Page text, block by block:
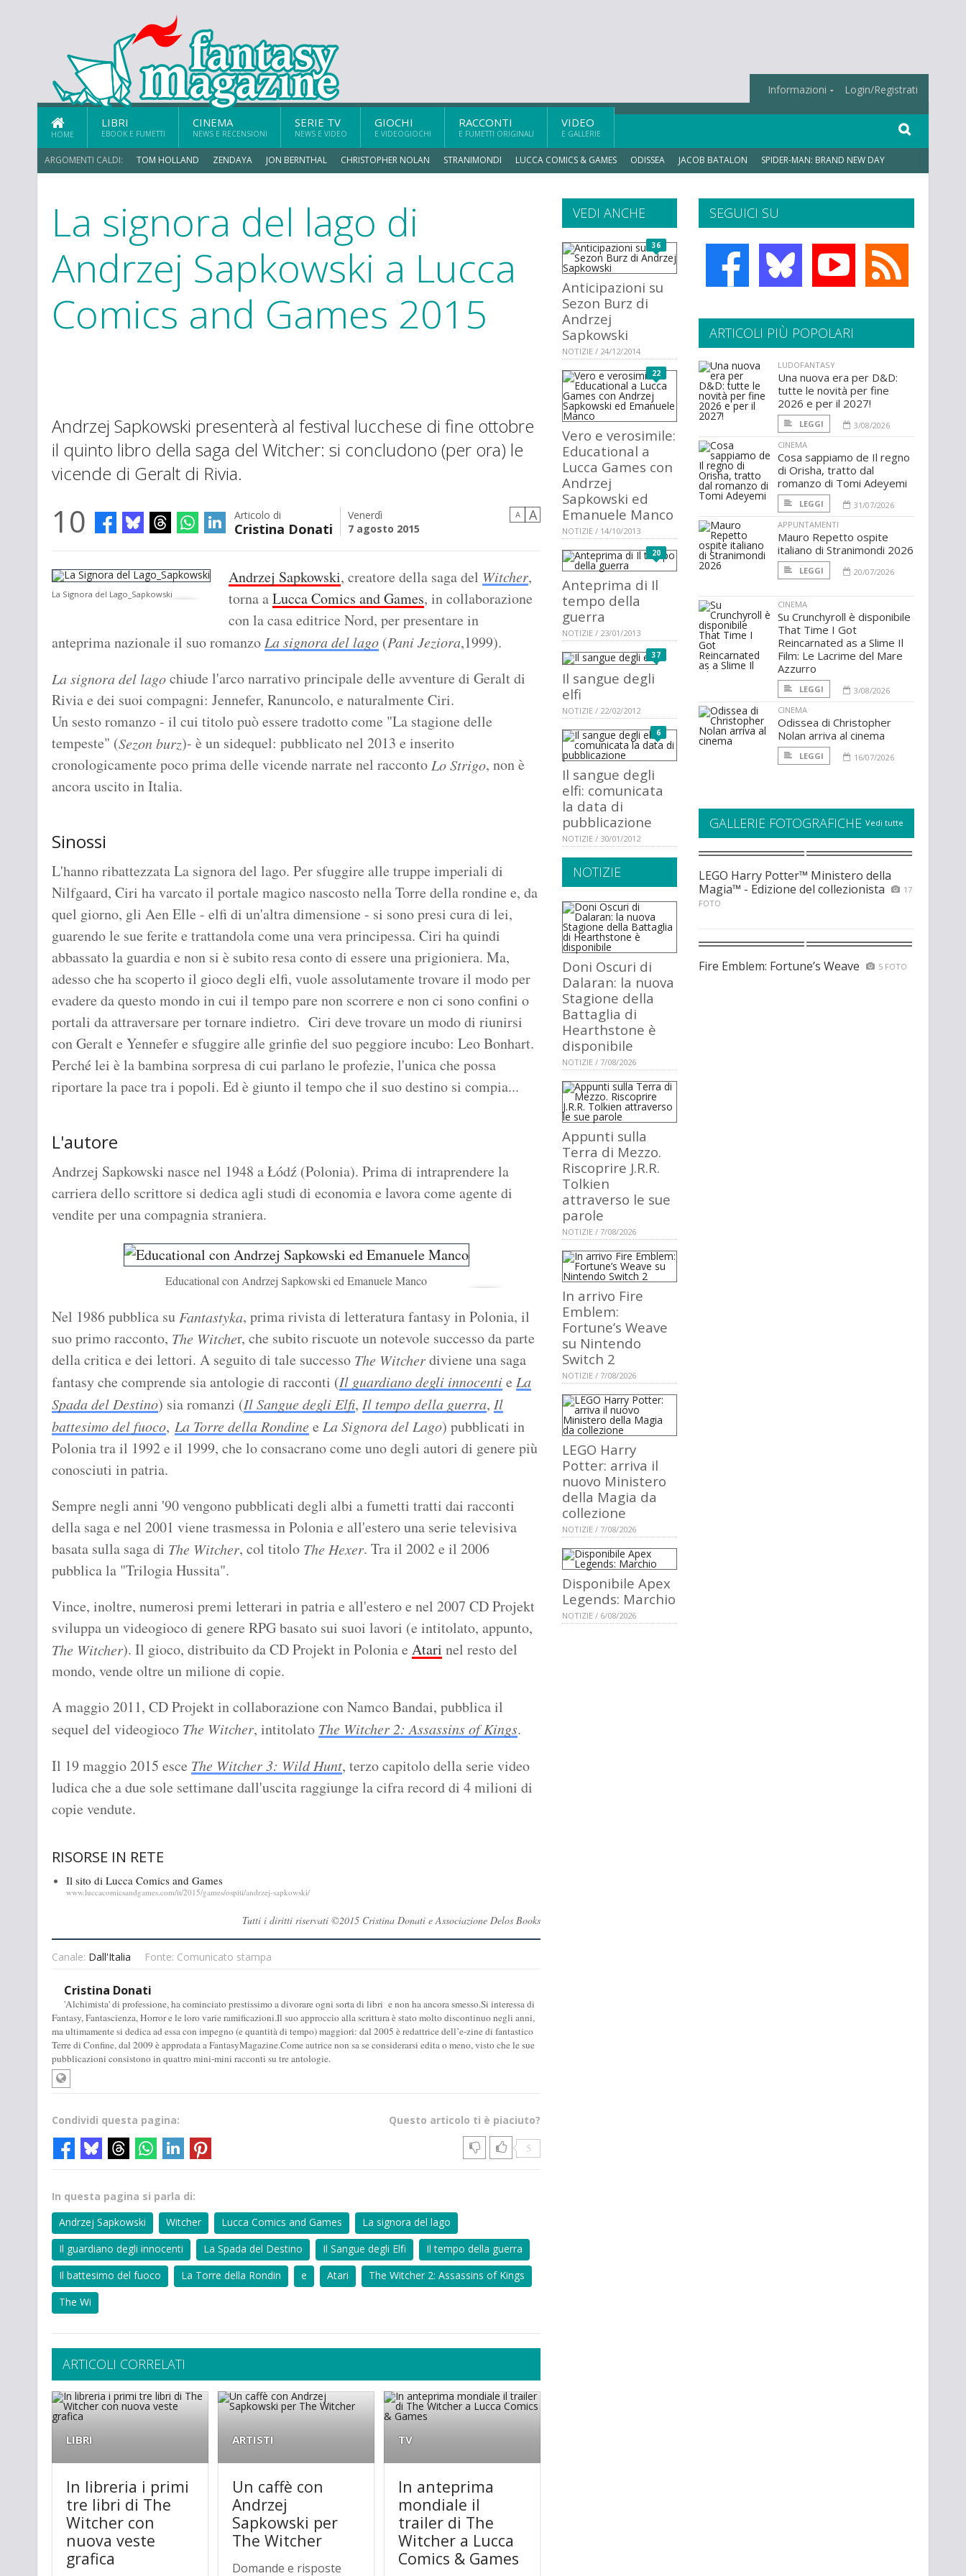
Informazioni Login/Registrati
HOME
LIBRI
EBOOK E FUMETTI
CINEMA
NEWS E RECENSIONI
SERIE TV
NEWS E VIDEO
GIOCHI
E VIDEOGIOCHI
RACCONTI
E FUMETTI ORIGINALI
VIDEO
E GALLERIE
ARGOMENTI CALDI: TOM HOLLAND ZENDAYA JON BERNTHAL CHRISTOPHER NOLAN STRANIMONDI LUCCA COMICS & GAMES ODISSEA JACOB BATALON SPIDER-MAN: BRAND NEW DAY
La signora del lago di
Andrzej Sapkowski a Lucca
Comics and Games 2015
Andrzej Sapkowski presenterà al festival lucchese di fine ottobre
il quinto libro della saga del Witcher: si concludono (per ora) le
vicende di Geralt di Rivia.
10 Articolo di
Cristina Donati
Venerdì
7 agosto 2015
A A
La Signora del Lago_Sapkowski
Andrzej Sapkowski, creatore della saga del Witcher,
torna aLucca Comics and Games, in collaborazione
con la casa editrice Nord, per presentare in
anteprima nazionale il suo romanzoLa signora del lago (Pani Jeziora,1999).
La signora del lagochiude l'arco narrativo principale delle avventure di Geralt di
Rivia e dei suoi compagni: Jennefer, Ranuncolo, e naturalmente Ciri.
Un sesto romanzo - il cui titolo può essere tradotto come "La stagione delle
tempeste" (Sezon burz)- è un sidequel: pubblicato nel 2013 e inserito
cronologicamente poco prima delle vicende narrate nel raccontoLo Strigo, non è
ancora uscito in Italia.
Sinossi
L'hanno ribattezzata La signora del lago. Per sfuggire alle truppe imperiali di
Nilfgaard, Ciri ha varcato il portale magico nascosto nella Torre della rondine e, da
quel giorno, gli Aen Elle - elfi di un'altra dimensione - si sono presi cura di lei,
guarendo le sue ferite e trattandola come una vera principessa. Ciri ha quindi
abbassato la guardia e non si è subito resa conto di essere una prigioniera. Ma,
adesso che ha scoperto il gioco degli elfi, vuole assolutamente trovare il modo per
evadere da questo mondo in cui il tempo pare non scorrere e non ci sono confini o
portali da attraversare per tornare indietro. Ciri deve trovare un modo di riunirsi
con Geralt e Yennefer e sfuggire alle grinfie del suo peggiore incubo: Leo Bonhart.
Perché lei è la bambina sorpresa di cui parlano le profezie, l'unica che possa
riportare la pace tra i popoli. Ed è giunto il tempo che il suo destino si compia...
L'autore
Andrzej Sapkowski nasce nel 1948 a Łódź (Polonia). Prima di intraprendere la
carriera dello scrittore si dedica agli studi di economia e lavora come agente di
vendite per una compagnia straniera.
Educational con Andrzej Sapkowski ed Emanuele Manco
Nel 1986 pubblica suFantastyka, prima rivista di letteratura fantasy in Polonia, il
suo primo racconto, The Witcher, che subito riscuote un notevole successo da parte
della critica e dei lettori. A seguito di tale successo The Witcherdiviene una saga
fantasy che comprende sia antologie di racconti (Il guardiano degli innocentie La
Spada del Destino) sia romanzi (Il Sangue degli Elfi, Il tempo della guerra, Il
battesimo del fuoco, La Torre della Rondine e La Signora del Lago) pubblicati in
Polonia tra il 1992 e il 1999, che lo consacrano come uno degli autori di genere più
conosciuti in patria.
Sempre negli anni '90 vengono pubblicati degli albi a fumetti tratti dai racconti
della saga e nel 2001 viene trasmessa in Polonia e all'estero una serie televisiva
basata sulla saga di The Witcher, col titolo The Hexer. Tra il 2002 e il 2006
pubblica la "Trilogia Hussita".
Vince, inoltre, numerosi premi letterari in patria e all'estero e nel 2007 CD Projekt
sviluppa un videogioco di genere RPG basato sui suoi lavori (e intitolato, appunto,
The Witcher). Il gioco, distribuito da CD Projekt in Polonia e Atari nel resto del
mondo, vende oltre un milione di copie.
A maggio 2011, CD Projekt in collaborazione con Namco Bandai, pubblica il
sequel del videogioco The Witcher, intitolato The Witcher 2: Assassins of Kings.
Il 19 maggio 2015 esce The Witcher 3: Wild Hunt, terzo capitolo della serie video
ludica che a due sole settimane dall'uscita raggiunge la cifra record di 4 milioni di
copie vendute.
RISORSE IN RETE
Il sito di Lucca Comics and Games
www.luccacomicsandgames.com/it/2015/games/ospiti/andrzej-sapkowski/
Tutti i diritti riservati ©2015 Cristina Donati e Associazione Delos Books
Canale: Dall'Italia Fonte: Comunicato stampa
Cristina Donati
'Alchimista' di professione, ha cominciato prestissimo a divorare ogni sorta di libri e non ha ancora smesso.Si interessa di
Fantasy, Fantascienza, Horror e le loro varie ramificazioni.Il suo approccio alla scrittura è stato molto discontinuo negli anni,
ma ultimamente si dedica ad essa con impegno (e quantità di tempo) maggiori: dal 2005 è redattrice dell’e-zine di fantastico
Terre di Confine, dal 2009 è approdata a FantasyMagazine.Come autrice non sa se considerarsi edita o meno, visto che le sue
pubblicazioni consistono in quattro mini-mini racconti su tre antologie.
Questo articolo ti è piaciuto?
5
Condividi questa pagina:
In questa pagina si parla di:
Andrzej Sapkowski
Witcher Lucca Comics and Games
La signora del lago
Il guardiano degli innocenti
La Spada del Destino Il Sangue degli Elfi
Il tempo della guerra
Il battesimo del fuoco
La Torre della Rondin e Atari
The Witcher 2: Assassins of Kings
The Wi
ARTICOLI CORRELATI
LIBRI
In libreria i primi
tre libri di The
Witcher con
nuova veste
grafica
ARTISTI
Un caffè con
Andrzej
Sapkowski per
The Witcher
Domande e risposte
TV
In anteprima
mondiale il
trailer di The
Witcher a Lucca
Comics & Games
SEGUICI SU
VEDI ANCHE
36
Anticipazioni su
Sezon Burz di
Andrzej
Sapkowski
NOTIZIE / 24/12/2014
22
Vero e verosimile:
Educational a
Lucca Games con
Andrzej
Sapkowski ed
Emanuele Manco
NOTIZIE / 14/10/2013
20
Anteprima di Il
tempo della
guerra
NOTIZIE / 23/01/2013
37
Il sangue degli
elfi
NOTIZIE / 22/02/2012
6
Il sangue degli
elfi: comunicata
la data di
pubblicazione
NOTIZIE / 30/01/2012
NOTIZIE
Doni Oscuri di
Dalaran: la nuova
Stagione della
Battaglia di
Hearthstone è
disponibile
NOTIZIE / 7/08/2026
Appunti sulla
Terra di Mezzo.
Riscoprire J.R.R.
Tolkien
attraverso le sue
parole
NOTIZIE / 7/08/2026
In arrivo Fire
Emblem:
Fortune’s Weave
su Nintendo
Switch 2
NOTIZIE / 7/08/2026
LEGO Harry
Potter: arriva il
nuovo Ministero
della Magia da
collezione
NOTIZIE / 7/08/2026
Disponibile Apex
Legends: Marchio
NOTIZIE / 6/08/2026
ARTICOLI PIÙ POPOLARI
LUDOFANTASY
Una nuova era per D&D:
tutte le novità per fine
2026 e per il 2027!
LEGGI
3/08/2026
CINEMA
Cosa sappiamo de Il regno
di Orisha, tratto dal
romanzo di Tomi Adeyemi
LEGGI
31/07/2026
APPUNTAMENTI
Mauro Repetto ospite
italiano di Stranimondi 2026
LEGGI 20/07/2026
CINEMA
Su Crunchyroll è disponibile
That Time I Got
Reincarnated as a Slime Il
Film: Le Lacrime del Mare
Azzurro
LEGGI
3/08/2026
CINEMA
Odissea di Christopher
Nolan arriva al cinema
LEGGI 16/07/2026
GALLERIE FOTOGRAFICHE Vedi tutte
LEGO Harry Potter™ Ministero della
Magia™ - Edizione del collezionista
17
FOTO
Fire Emblem: Fortune’s Weave 5 FOTO